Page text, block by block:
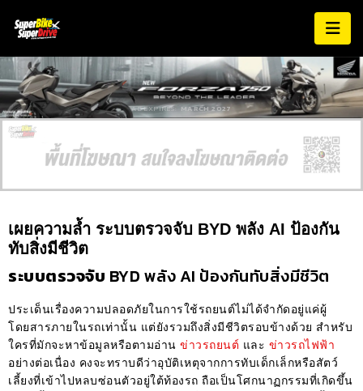
AD EXPIRES: MARCH 2027
เผยความล้ำ ระบบตรวจจับ BYD พลัง AI ป้องกัน
ทับสิ่งมีชีวิต
ระบบตรวจจับ BYD พลัง AI ป้องกันทับสิ่งมีชีวิต
ประเด็นเรื่องความปลอดภัยในการใช้รถยนต์ไม่ได้จำกัดอยู่แค่ผู้
โดยสารภายในรถเท่านั้น แต่ยังรวมถึงสิ่งมีชีวิตรอบข้างด้วย สำหรับ
ใครที่มักจะหาข้อมูลหรือตามอ่าน ข่าวรถยนต์ และ ข่าวรถไฟฟ้า
อย่างต่อเนื่อง คงจะทราบดีว่าอุบัติเหตุจากการทับเด็กเล็กหรือสัตว์
เลี้ยงที่เข้าไปหลบซ่อนตัวอยู่ใต้ท้องรถ ถือเป็นโศกนาฏกรรมที่เกิดขึ้น